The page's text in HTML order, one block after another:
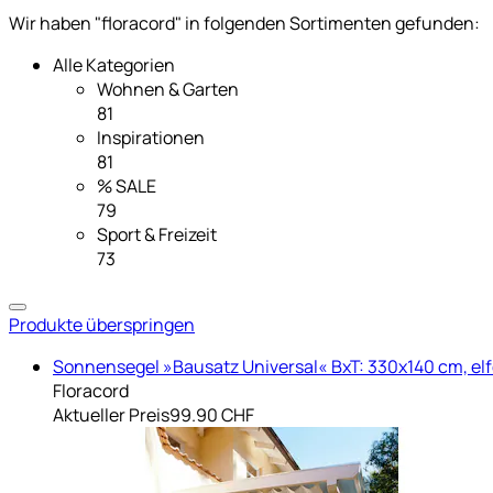
Wir haben "floracord" in folgenden Sortimenten gefunden:
Alle Kategorien
Wohnen & Garten
81
Inspirationen
81
% SALE
79
Sport & Freizeit
73
Produkte überspringen
Sonnensegel »Bausatz Universal« BxT: 330x140 cm,
Floracord
Aktueller Preis99.90 CHF